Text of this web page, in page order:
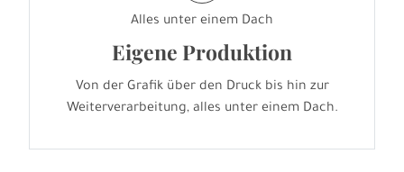
Alles unter einem Dach
Eigene Produktion
Von der Grafik über den Druck bis hin zur
Weiterverarbeitung, alles unter einem Dach.